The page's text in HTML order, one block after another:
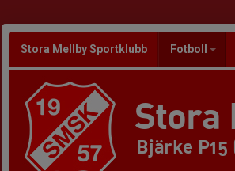
Stora Mellby Sportklubb Fotboll
Stora
Bjärke P15